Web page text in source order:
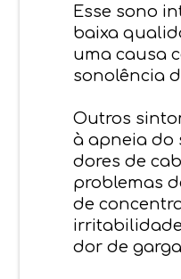
Esse sono
baixa
uma causa
sonolência
Outros
à apneia do
dores de
problemas
de
dor de